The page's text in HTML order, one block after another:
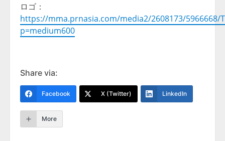
ロゴ：
https://mma.prnasia.com/media2/2608173/5966668/
p=medium600
Share via:
Facebook X (Twitter) LinkedIn
More